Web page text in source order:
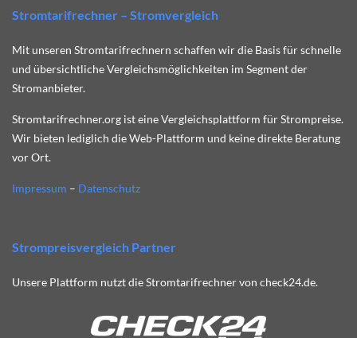
Stromtarifrechner – Stromvergleich
Mit unseren Stromtarifrechnern schaffen wir die Basis für schnelle
und übersichtliche Vergleichsmöglichkeiten im Segment der
Stromanbieter.
Stromtarifrechner.org ist eine Vergleichsplattform für Strompreise.
Wir bieten lediglich die Web-Plattform und keine direkte Beratung
vor Ort.
Impressum – Datenschutz
Strompreisvergleich Partner
Unsere Plattform nutzt die Stromtarifrechner von check24.de.